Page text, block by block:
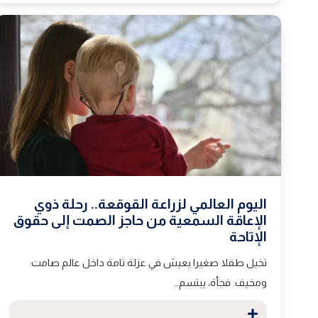
اليوم العالمي لزراعة القوقعة.. رحلة ذوي
الإعاقة السمعية من حاجز الصمت إلى حقوق
الإتاحة
تخيل طفلا صغيرا يعيش في عزلة تامة داخل عالم صامت
ومخيف. فجأة، يبتسم…